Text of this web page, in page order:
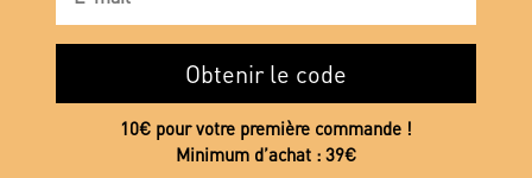
Obtenir le code
10€ pour votre première commande !
Minimum d’achat : 39€